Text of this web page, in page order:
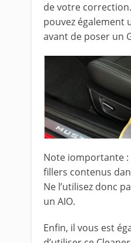
de votre
pouvez également
avant de poser un
Note iomportante
fillers contenus
Ne l’utilisez donc
un AIO.
Enfin, il vous est